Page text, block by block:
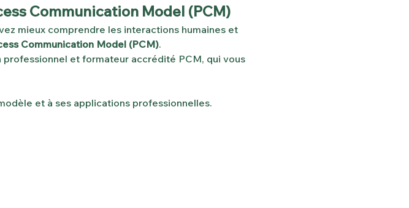
Communication Model (PCM)
mieux comprendre les interactions humaines et
Communication Model (PCM).
professionnel et formateur accrédité PCM, qui vous
et à ses applications professionnelles.